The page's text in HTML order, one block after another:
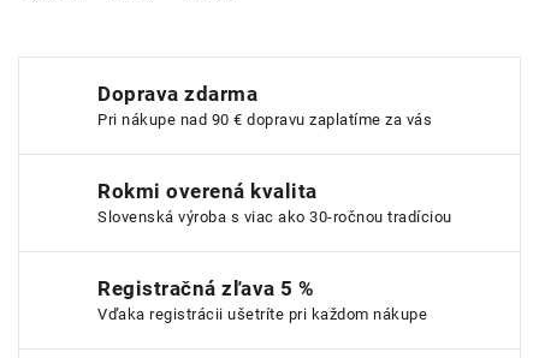
Doprava zdarma
Pri nákupe nad 90 € dopravu zaplatíme za vás
Rokmi overená kvalita
Slovenská výroba s viac ako 30-ročnou tradíciou
Registračná zľava 5 %
Vďaka registrácii ušetríte pri každom nákupe